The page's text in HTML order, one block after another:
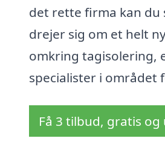
det rette firma kan du
drejer sig om et helt
omkring tagisolering,
specialister i
Få 3 tilbud, gratis